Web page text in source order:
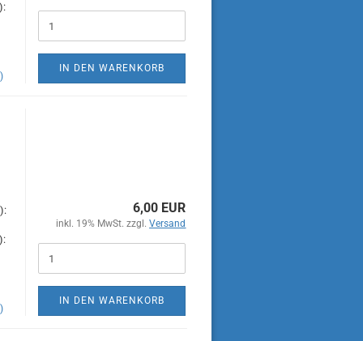
IN DEN WARENKORB
6,00 EUR
inkl. 19% MwSt. zzgl.Versand
IN DEN WARENKORB